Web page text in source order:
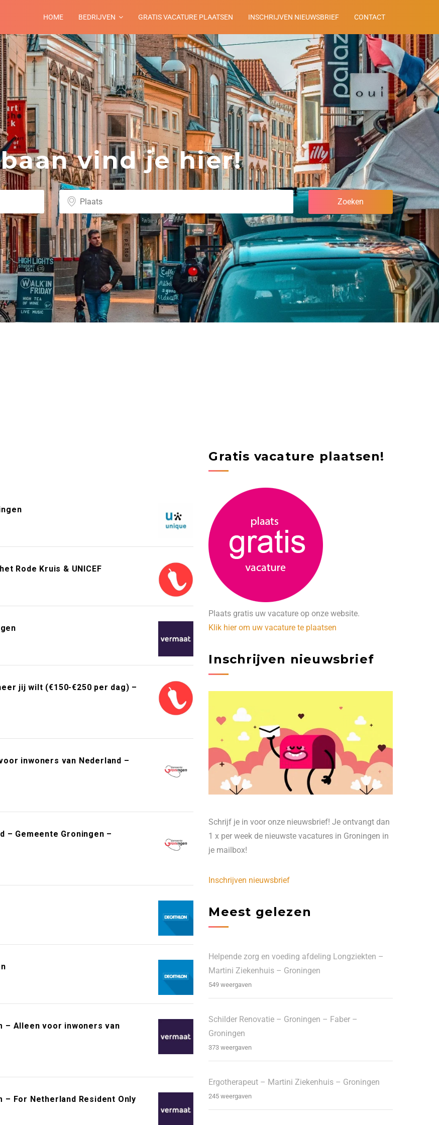
HOME BEDRIJVEN GRATIS VACATURE PLAATSEN INSCHRIJVEN NIEUWSBRIEF CONTACT
vind je hier!
Rode Kruis & UNICEF
jij wilt (€150-€250 per dag) –
inwoners van Nederland –
– Gemeente Groningen –
– Alleen voor inwoners van
For Netherland Resident Only
Gratis vacature plaatsen!
Plaats gratis uw vacature op onze website.
Klik hier om uw vacature te plaatsen
Inschrijven nieuwsbrief
Schrijf je in voor onze nieuwsbrief! Je ontvangt dan
1 x per week de nieuwste vacatures in Groningen in
je mailbox!
Inschrijven nieuwsbrief
Meest gelezen
Helpende zorg en voeding afdeling Longziekten –
Martini Ziekenhuis – Groningen
549 weergaven
Schilder Renovatie – Groningen – Faber –
Groningen
373 weergaven
Ergotherapeut – Martini Ziekenhuis – Groningen
245 weergaven